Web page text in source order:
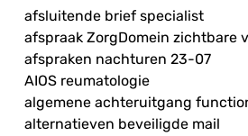
afsluitende brief specialist
afspraak ZorgDomein zichtbare
afspraken nachturen 23-07
AIOS reumatologie
algemene achteruitgang
alternatieven beveiligde mail